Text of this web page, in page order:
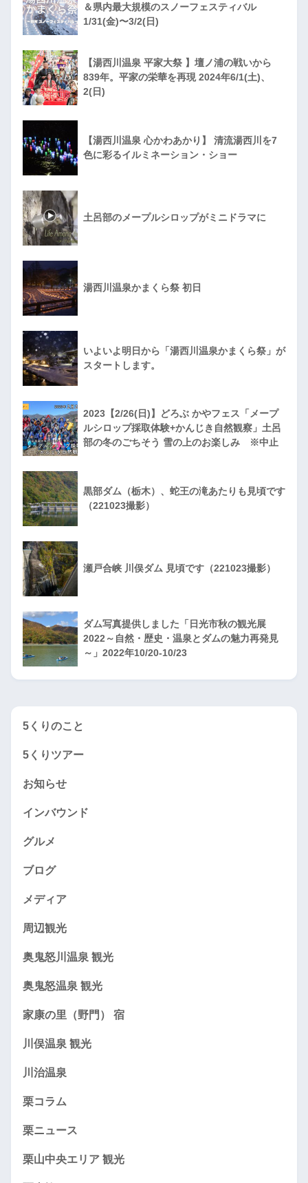
＆県内最大規模のスノーフェスティバル
1/31(金)〜3/2(日)
【湯西川温泉 平家大祭 】壇ノ浦の戦いから
839年。平家の栄華を再現 2024年6/1(土)、
2(日)
【湯西川温泉 心かわあかり】 清流湯西川を7
色に彩るイルミネーション・ショー
土呂部のメープルシロップがミニドラマに
湯西川温泉かまくら祭 初日
いよいよ明日から「湯西川温泉かまくら祭」が
スタートします。
2023【2/26(日)】どろぶ かやフェス「メープ
ルシロップ採取体験+かんじき自然観察」土呂
部の冬のごちそう 雪の上のお楽しみ ※中止
黒部ダム（栃木）、蛇王の滝あたりも見頃です
（221023撮影）
瀬戸合峡 川俣ダム 見頃です（221023撮影）
ダム写真提供しました「日光市秋の観光展
2022～自然・歴史・温泉とダムの魅力再発見
～」2022年10/20-10/23
5くりのこと
5くりツアー
お知らせ
インバウンド
グルメ
ブログ
メディア
周辺観光
奥鬼怒川温泉 観光
奥鬼怒温泉 観光
家康の里（野門） 宿
川俣温泉 観光
川治温泉
栗コラム
栗ニュース
栗山中央エリア 観光